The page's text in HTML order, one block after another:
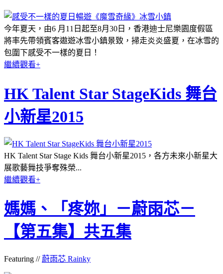
今年夏天，由6 月11日起至8月30日，香港迪士尼樂園度假區
將率先帶領賓客遨遊冰雪小鎮景致，掃走炎炎盛夏，在冰雪的
包圍下感受不一樣的夏日！
繼續觀看+
HK Talent Star StageKids 舞台
小新星2015
HK Talent Star Stage Kids 舞台小新星2015，各方未來小新星大
展歌藝舞技爭奪殊榮...
繼續觀看+
媽媽、「疼妳」－蔚雨芯－
【第五集】共五集
Featuring // 蔚雨芯 Rainky